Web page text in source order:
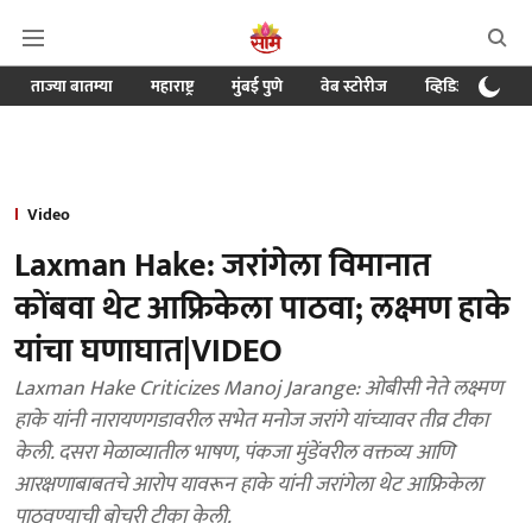
ताज्या बातम्या महाराष्ट्र मुंबई पुणे वेब स्टोरीज व्हिडिओ
Video
Laxman Hake: जरांगेला विमानात
कोंबवा थेट आफ्रिकेला पाठवा; लक्ष्मण हाके
यांचा घणाघात|VIDEO
Laxman Hake Criticizes Manoj Jarange: ओबीसी नेते लक्ष्मण
हाके यांनी नारायणगडावरील सभेत मनोज जरांगे यांच्यावर तीव्र टीका
केली. दसरा मेळाव्यातील भाषण, पंकजा मुंडेंवरील वक्तव्य आणि
आरक्षणाबाबतचे आरोप यावरून हाके यांनी जरांगेला थेट आफ्रिकेला